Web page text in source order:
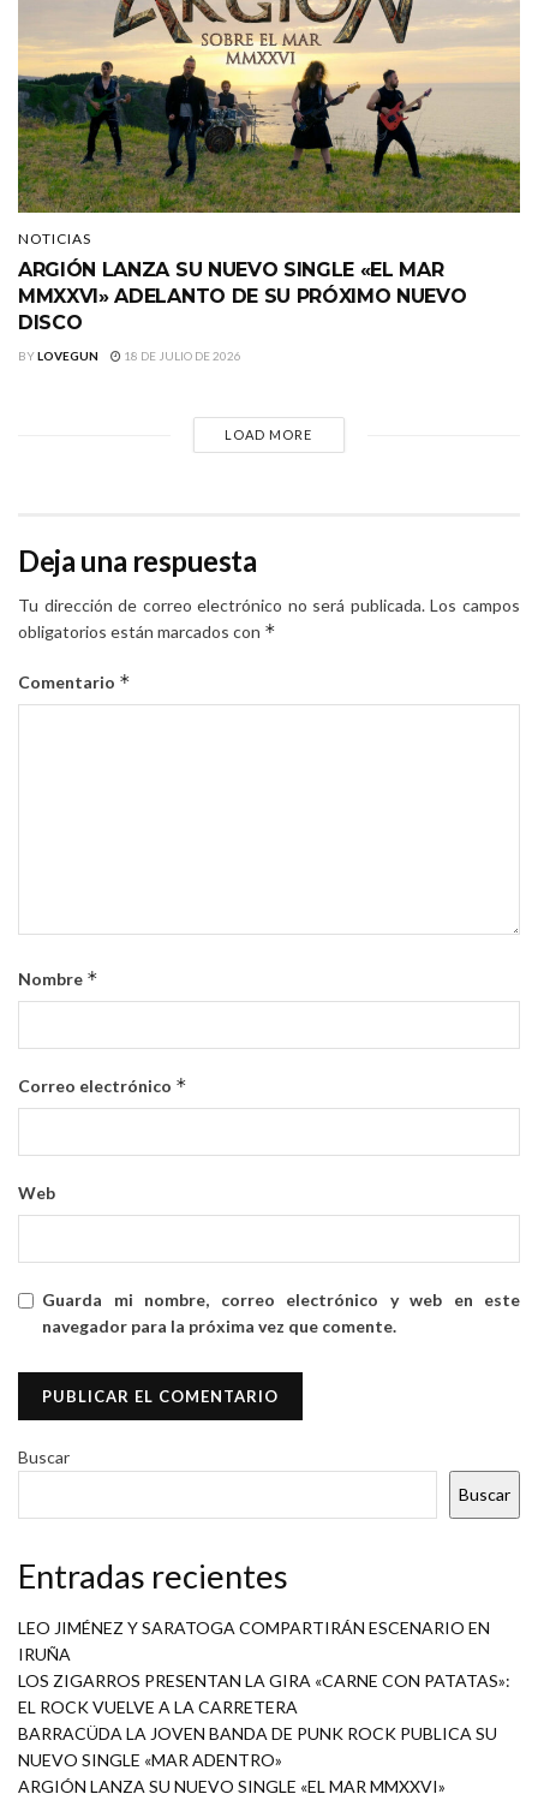
NOTICIAS
ARGIÓN LANZA SU NUEVO SINGLE «EL MAR
MMXXVI» ADELANTO DE SU PRÓXIMO NUEVO
DISCO
BYLOVEGUN 18 DE JULIO DE 2026
LOAD MORE
Deja una respuesta
Tu dirección de correo electrónico no será publicada. Los campos
obligatorios están marcados con *
Comentario *
Nombre *
Correo electrónico *
Web
Guarda mi nombre, correo electrónico y web en este
navegador para la próxima vez que comente.
Buscar
Buscar
Entradas recientes
LEO JIMÉNEZ Y SARATOGA COMPARTIRÁN ESCENARIO EN
IRUÑA
LOS ZIGARROS PRESENTAN LA GIRA «CARNE CON PATATAS»:
EL ROCK VUELVE A LA CARRETERA
BARRACÜDA LA JOVEN BANDA DE PUNK ROCK PUBLICA SU
NUEVO SINGLE «MAR ADENTRO»
ARGIÓN LANZA SU NUEVO SINGLE «EL MAR MMXXVI»